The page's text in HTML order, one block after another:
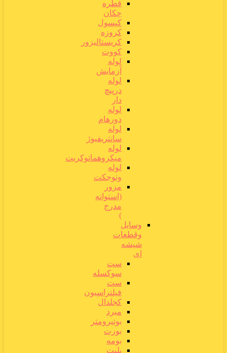
قطره
چکان
کپسول
کروزه
کریستالیزور
کووت
لوله
آزمایش
لوله
درپیچ
دار
لوله
دورهام
لوله
سانتریفیوژ
لوله
میکروهماتوکریت
لوله
ونوجکت
مزور
(استوانه
مدرج
)
وسایل
وقطعات
شیشه
ای
ست
سوکسله
ست
فیلتراسیون
کجلدال
مبرد
بوتیرومتر
بورت
بومه
پلیت